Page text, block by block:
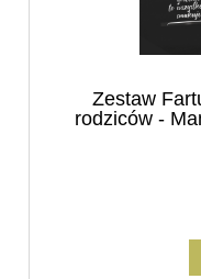
Zestaw
rodziców -